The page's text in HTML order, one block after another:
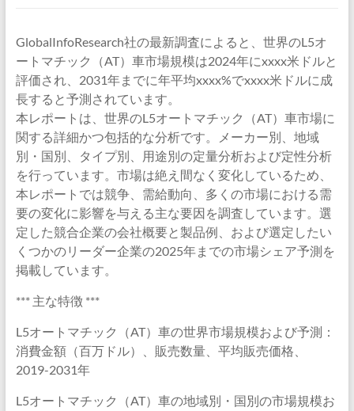
GlobalInfoResearch社の最新調査によると、世界のL5オ
ートマチック（AT）車市場規模は2024年にxxxx米ドルと
評価され、2031年までに年平均xxxx%でxxxx米ドルに成
長すると予測されています。
本レポートは、世界のL5オートマチック（AT）車市場に
関する詳細かつ包括的な分析です。メーカー別、地域
別・国別、タイプ別、用途別の定量分析および定性分析
を行っています。市場は絶え間なく変化しているため、
本レポートでは競争、需給動向、多くの市場における需
要の変化に影響を与える主な要因を調査しています。選
定した競合企業の会社概要と製品例、および選定したい
くつかのリーダー企業の2025年までの市場シェア予測を
掲載しています。
*** 主な特徴 ***
L5オートマチック（AT）車の世界市場規模および予測：
消費金額（百万ドル）、販売数量、平均販売価格、
2019-2031年
L5オートマチック（AT）車の地域別・国別の市場規模お